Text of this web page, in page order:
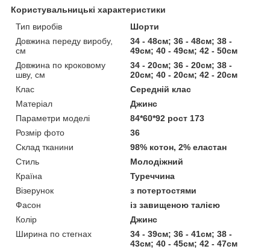
Користувальницькі характеристики
Тип виробів
Шорти
Довжина переду виробу,
см
34 - 48см; 36 - 48см; 38 -
49см; 40 - 49см; 42 - 50см
Довжина по кроковому
шву, см
34 - 20см; 36 - 20см; 38 -
20см; 40 - 20см; 42 - 20см
Клас
Середній клас
Матеріал
Джинс
Параметри моделі
84*60*92 рост 173
Розмір фото
36
Склад тканини
98% котон, 2% еластан
Стиль
Молодіжний
Країна
Туреччина
Візерунок
з потертостями
Фасон
із завищеною талією
Колір
Джинс
Ширина по стегнах
34 - 39см; 36 - 41см; 38 -
43см; 40 - 45см; 42 - 47см